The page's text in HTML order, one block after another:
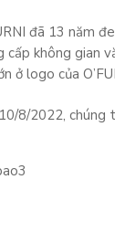
đã 13 năm
cấp không gian
ở logo của
8/2022, chúng